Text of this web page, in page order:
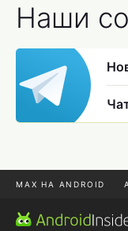
Наши
MAX НА ANDROID
MAX ИЗ RUSTORE